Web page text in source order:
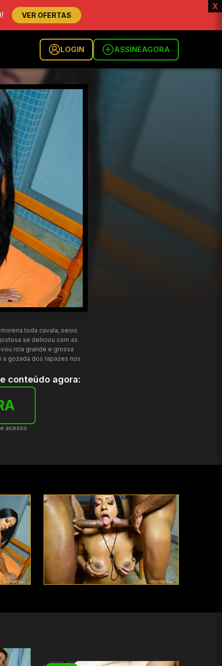
VER OFERTAS
x
LOGIN ASSINEAGORA
toda cavala, seios
se deliciou com as
rola grande e grossa
a gozada dos rapazes nos
conteúdo agora:
acesso